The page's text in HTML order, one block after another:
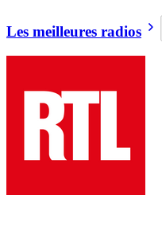
Les meilleures radios